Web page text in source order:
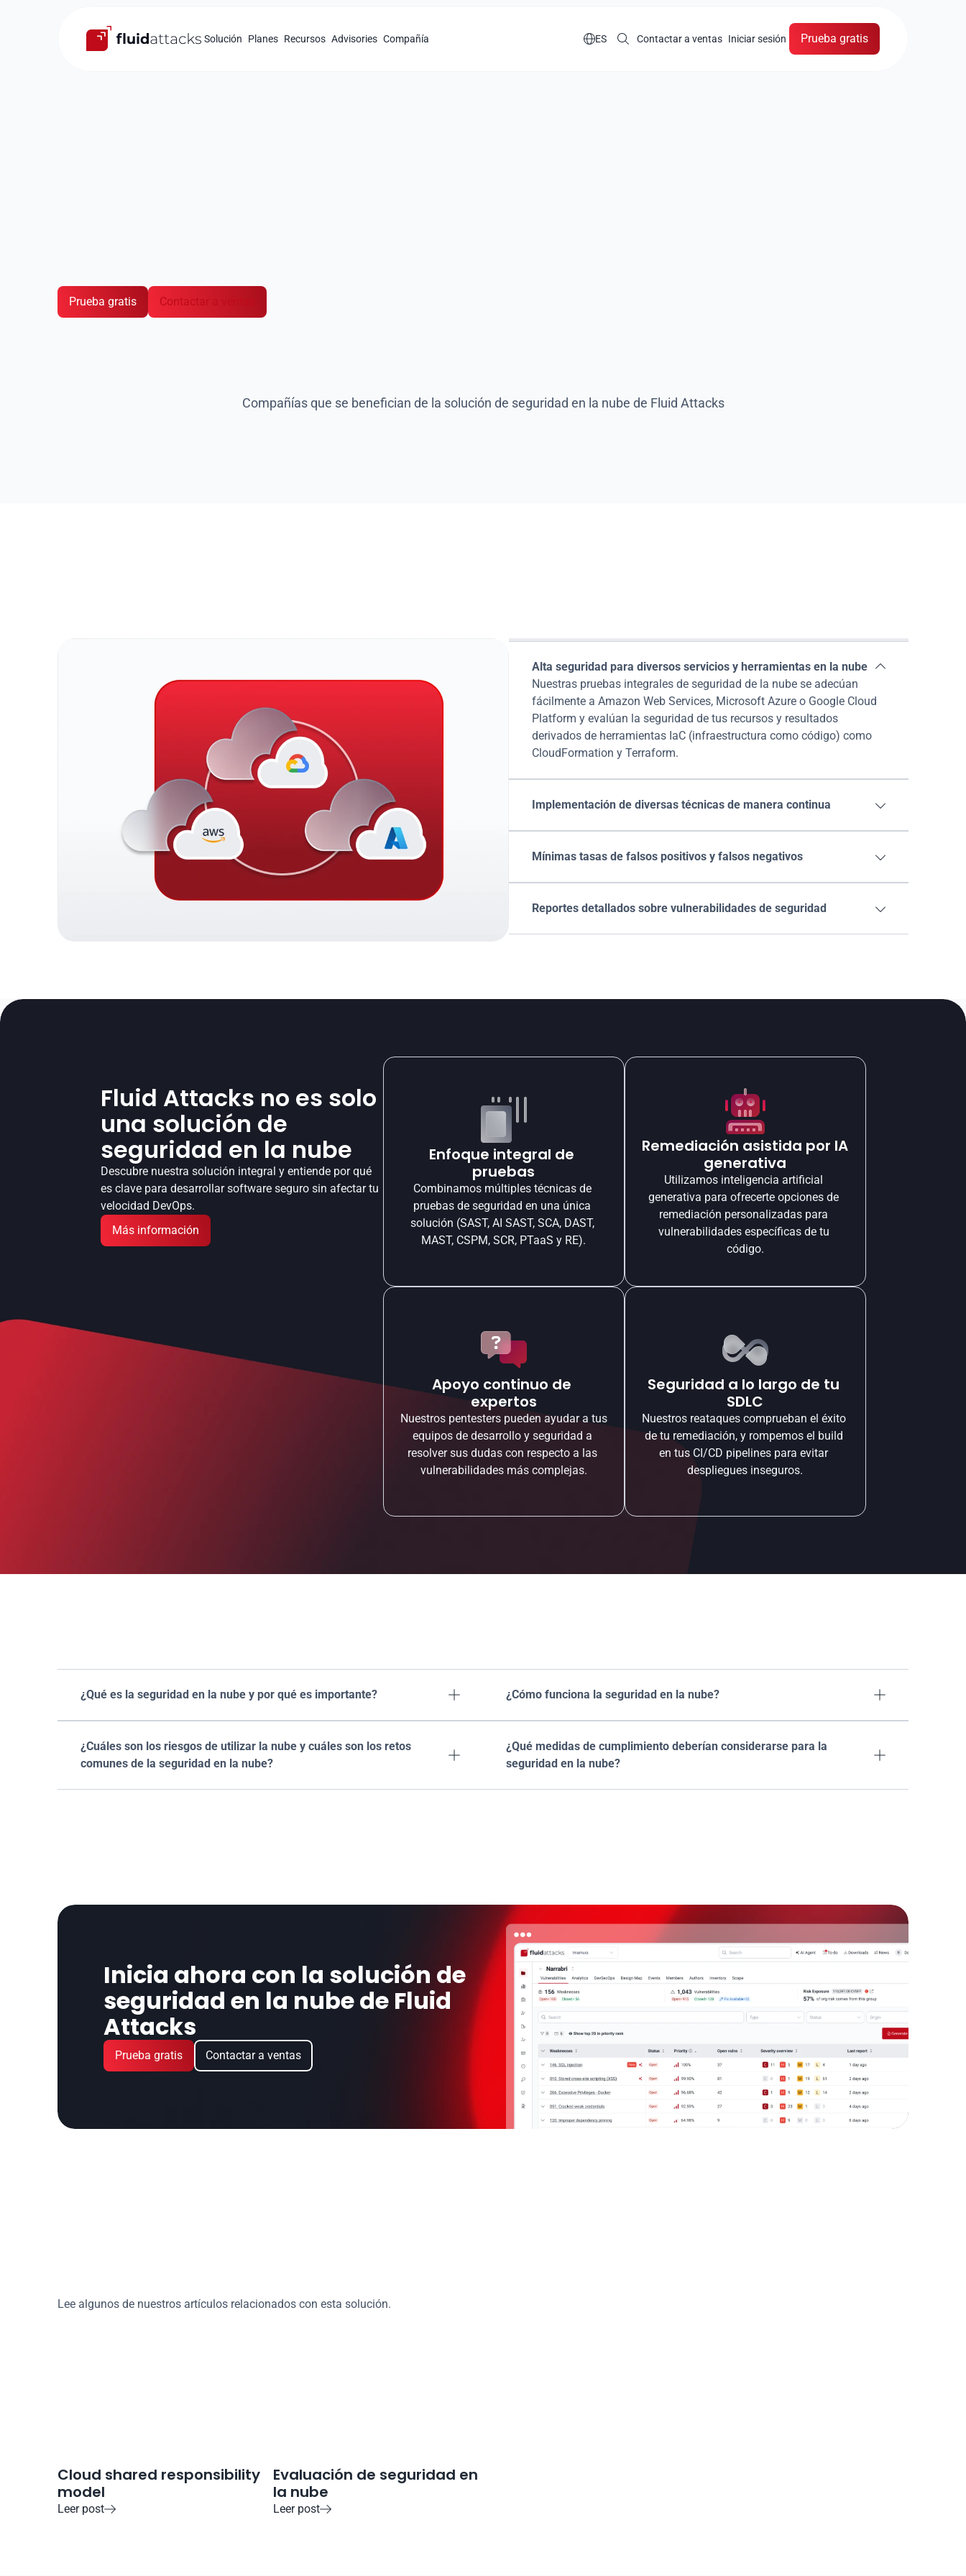
Solución Planes Recursos Advisories Compañía ES Contactar a ventas Iniciar sesión Prueba gratis
Detección y remediación de vulnerabilidades en diferentes proveedores de nube.
Prueba gratis Contactar a ventas
Compañías que se benefician de la solución de seguridad en la nube de Fluid Attacks
Alta seguridad para diversos servicios y herramientas en la nube 
Nuestras pruebas integrales de seguridad de la nube se adecúan
fácilmente a Amazon Web Services, Microsoft Azure o Google Cloud
Platform y evalúan la seguridad de tus recursos y resultados
derivados de herramientas IaC (infraestructura como código) como
CloudFormation y Terraform.
Implementación de diversas técnicas de manera continua 
Mínimas tasas de falsos positivos y falsos negativos 
Reportes detallados sobre vulnerabilidades de seguridad 
Fluid Attacks no es solo
una solución de
seguridad en la nube
Descubre nuestra solución integral y entiende por qué
es clave para desarrollar software seguro sin afectar tu
velocidad DevOps.
Más información
Enfoque integral de
pruebas
Combinamos múltiples técnicas de
pruebas de seguridad en una única
solución (SAST, AI SAST, SCA, DAST,
MAST, CSPM, SCR, PTaaS y RE).
Remediación asistida por IA
generativa
Utilizamos inteligencia artificial
generativa para ofrecerte opciones de
remediación personalizadas para
vulnerabilidades específicas de tu
código.
Apoyo continuo de
expertos
Nuestros pentesters pueden ayudar a tus
equipos de desarrollo y seguridad a
resolver sus dudas con respecto a las
vulnerabilidades más complejas.
Seguridad a lo largo de tu
SDLC
Nuestros reataques comprueban el éxito
de tu remediación, y rompemos el build
en tus CI/CD pipelines para evitar
despliegues inseguros.
¿Qué es la seguridad en la nube y por qué es importante? 
¿Cuáles son los riesgos de utilizar la nube y cuáles son los retos
comunes de la seguridad en la nube?

¿Cómo funciona la seguridad en la nube? 
¿Qué medidas de cumplimiento deberían considerarse para la
seguridad en la nube?

Inicia ahora con la solución de
seguridad en la nube de Fluid
Attacks
Prueba gratis Contactar a ventas
Lee algunos de nuestros artículos relacionados con esta solución.
Cloud shared responsibility
model
Leer post
Evaluación de seguridad en
la nube
Leer post